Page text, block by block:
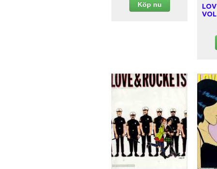
Köp nu